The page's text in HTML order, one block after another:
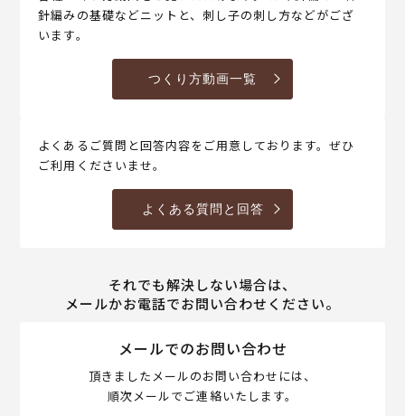
針編みの基礎などニットと、刺し子の刺し方などがござ
います。
つくり方動画一覧
よくあるご質問と回答内容をご用意しております。ぜひ
ご利用くださいませ。
よくある質問と回答
それでも解決しない場合は、
メールかお電話でお問い合わせください。
メールでのお問い合わせ
頂きましたメールのお問い合わせには、
順次メールでご連絡いたします。